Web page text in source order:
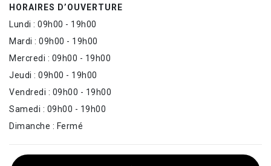
HORAIRES D’OUVERTURE
Lundi : 09h00 - 19h00
Mardi : 09h00 - 19h00
Mercredi : 09h00 - 19h00
Jeudi : 09h00 - 19h00
Vendredi : 09h00 - 19h00
Samedi : 09h00 - 19h00
Dimanche : Fermé